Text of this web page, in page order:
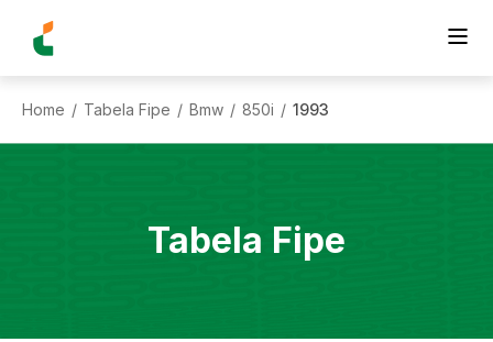
Home / Tabela Fipe / Bmw / 850i / 1993
Tabela Fipe